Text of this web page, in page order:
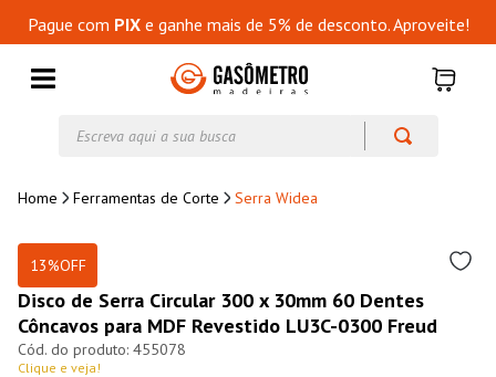
Pague com PIXe ganhe mais de 5% de desconto. Aproveite!
Ferramentas de Corte Serra Widea
13%OFF
Disco de Serra Circular 300 x 30mm 60 Dentes
Côncavos para MDF Revestido LU3C-0300 Freud
455078
Clique e veja!